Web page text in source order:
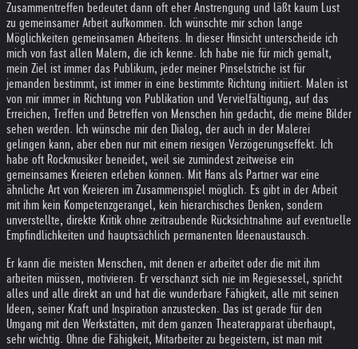
Zusammentreffen bedeutet dann oft eher Anstrengung und läßt kaum Lust
zu gemeinsamer Arbeit aufkommen. Ich wünschte mir schon lange
Möglichkeiten gemeinsamen Arbeitens. In dieser Hinsicht unterscheide ich
mich von fast allen Malern, die ich kenne. Ich habe nie für mich gemalt,
mein Ziel ist immer das Publikum, jeder meiner Pinselstriche ist für
jemanden bestimmt, ist immer in eine bestimmte Richtung initiiert. Malen ist
von mir immer in Richtung von Publikation und Vervielfältigung, auf das
Erreichen, Treffen und Betreffen von Menschen hin gedacht, die meine Bilder
sehen werden. Ich wünsche mir den Dialog, der auch in der Malerei
gelingen kann, aber eben nur mit einem riesigen Verzögerungseffekt. Ich
habe oft Rockmusiker beneidet, weil sie zumindest zeitweise ein
gemeinsames Kreieren erleben können. Mit Hans als Partner war eine
ähnliche Art von Kreieren im Zusammenspiel möglich. Es gibt in der Arbeit
mit ihm kein Kompetenzgerangel, kein hierarchisches Denken, sondern
unverstellte, direkte Kritik ohne zeitraubende Rücksichtnahme auf eventuelle
Empfindlichkeiten und hauptsächlich permanenten Ideenaustausch.
Er kann die meisten Menschen, mit denen er arbeitet oder die mit ihm
arbeiten müssen, motivieren. Er verschanzt sich nie im Regiesessel, spricht
alles und alle direkt an und hat die wunderbare Fähigkeit, alle mit seinen
Ideen, seiner Kraft und Inspiration anzustecken. Das ist gerade für den
Umgang mit den Werkstätten, mit dem ganzen Theaterapparat überhaupt,
sehr wichtig. Ohne die Fähigkeit, Mitarbeiter zu begeistern, ist man mit